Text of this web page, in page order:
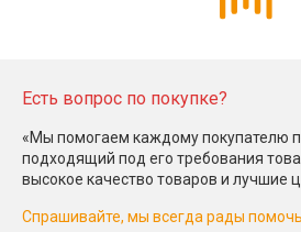
Есть вопрос по покупке?
«Мы помогаем каждому покупателю
подходящий под его требования
высокое качество товаров и лучшие
Спрашивайте, мы всегда рады